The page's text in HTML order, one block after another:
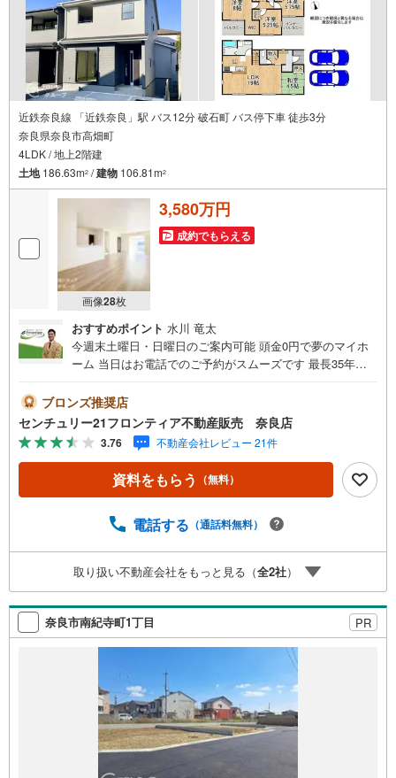
近鉄奈良線 「近鉄奈良」駅 バス12分 破石町 バス停下車 徒歩3分
奈良県奈良市高畑町
4LDK / 地上2階建
土地186.63m2 /建物 106.81m2
画像28枚
3,580万円
成約でもらえる
おすすめポイント 水川 竜太
今週末土曜日・日曜日のご案内可能 頭金0円で夢のマイホ
ーム 当日はお電話でのご予約がスムーズです 最長35年の
奈良駅駅」歩24分（1890m）・JR桜井線「京終駅」歩24分
（1870m）・奈良市立飛鳥小学校歩9分（700m）・奈良市
飛鳥中学校歩13分（1000m） 特徴・住宅性能評価5分野7項
目で最も高い等級取得を標準化！最長35年の定期点検・長
期保証で安心駐車2台可/長期優良住宅/省エネ住宅/小学校近
く/ウォークインクローゼット/全室2面採光 弊社が選ばれる
が資金計画をサポート！2.買い替えなどにも対応できる売
め、最も低金利になるように審査が可能！4.物件のお引渡
し後に必要になったお家のリフォームも弊社のリフォーム
プランナーがご提案！弊社は専門家同士が連携をとってい
るため、より多くの知見がございます。お気軽にお問合せ
ください！
ブロンズ推奨店
センチュリー21フロンティア不動産販売 奈良店
3.76 不動産会社レビュー 21件
資料をもらう （無料）
電話する （通話料無料）
取り扱い不動産会社をもっと見る（全2社）
奈良市南紀寺町1丁目 PR